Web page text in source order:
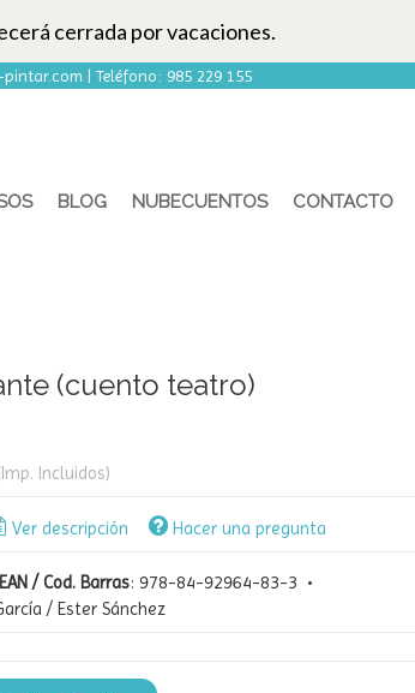
cerrada por vacaciones.
| Teléfono: 985 229 155
BLOG NUBECUENTOS CONTACTO
(cuento teatro)
Incluidos)
Ver descripción Hacer una pregunta
EAN / Cod. Barras: 978-84-92964-83-3 •
/ Ester Sánchez